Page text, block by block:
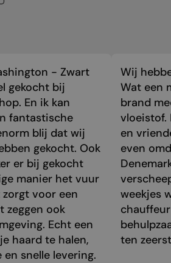
- Zwart
gekocht bij
En ik kan
fantastische
blij dat wij
gekocht. Ook
er bij gekocht
manier het vuur
zorgt voor een
zeggen ook
Echt een
haard te halen,
snelle levering.
Wij
Wat een
brand
vloeistof.
en
even
weekjes
ten